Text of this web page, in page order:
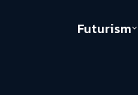
Futurism